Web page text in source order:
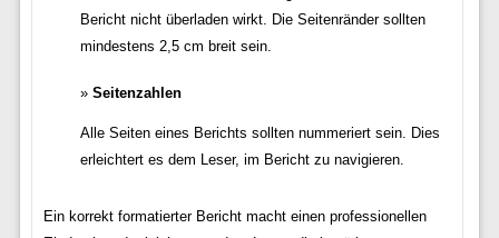
Bericht nicht überladen wirkt. Die Seitenränder sollten
mindestens 2,5 cm breit sein.
Seitenzahlen
Alle Seiten eines Berichts sollten nummeriert sein. Dies
erleichtert es dem Leser, im Bericht zu navigieren.
Ein korrekt formatierter Bericht macht einen professionellen